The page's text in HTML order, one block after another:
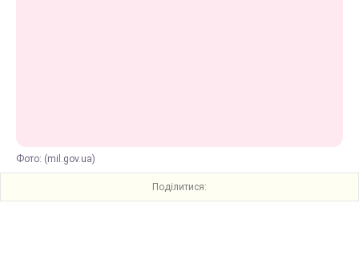
Фото: (mil.gov.ua)
Поділитися: